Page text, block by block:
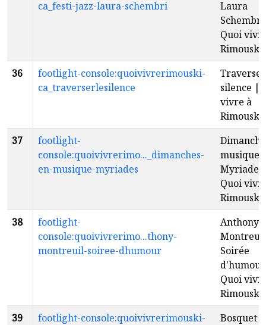
ca_festi-jazz-laura-schembri
Laura
Quoi
Rimouski
36
footlight-console:quoivivrerimouski-
ca_traverserlesilence
silence |
vivre à
Rimouski
37
footlight-
console:quoivivrerimo..._dimanches-
en-musique-myriades
musique
Quoi
Rimouski
38
footlight-
console:quoivivrerimo...thony-
montreuil-soiree-dhumour
Anthony
Soirée
Quoi
Rimouski
39
footlight-console:quoivivrerimouski-
Bosquet